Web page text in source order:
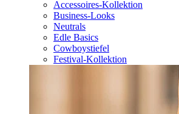
Accessoires-Kollektion
Business-Looks
Neutrals
Edle Basics
Cowboystiefel
Festival-Kollektion